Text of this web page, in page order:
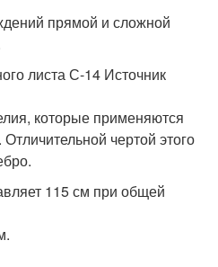
прямой и сложной
листа С-14 Источник
которые применяются
чертой этого
115 см при общей